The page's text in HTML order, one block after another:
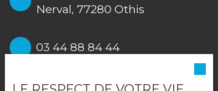
Nerval, 77280 Othis
03 44 88 84 44
6 rue Charles Lemaire,